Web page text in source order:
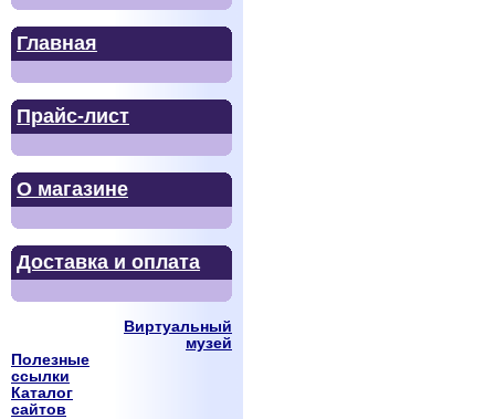
Главная
Прайс-лист
О магазине
Доставка и оплата
Виртуальный
музей
Полезные
ссылки
Каталог
сайтов